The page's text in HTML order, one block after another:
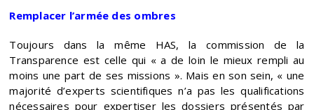
Remplacer l’armée des ombres
Toujours dans la même HAS, la commission de la
Transparence est celle qui « a de loin le mieux rempli au
moins une part de ses missions ». Mais en son sein, « une
majorité d’experts scientifiques n’a pas les qualifications
nécessaires pour expertiser les dossiers présentés par